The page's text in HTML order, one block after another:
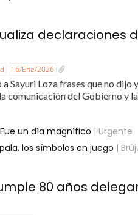
declaraciones
16/Ene/2026
Sayuri Loza frases que no
comunicación del Gobierno y
un día magnífico | Urgente
los símbolos en juego |
80 años